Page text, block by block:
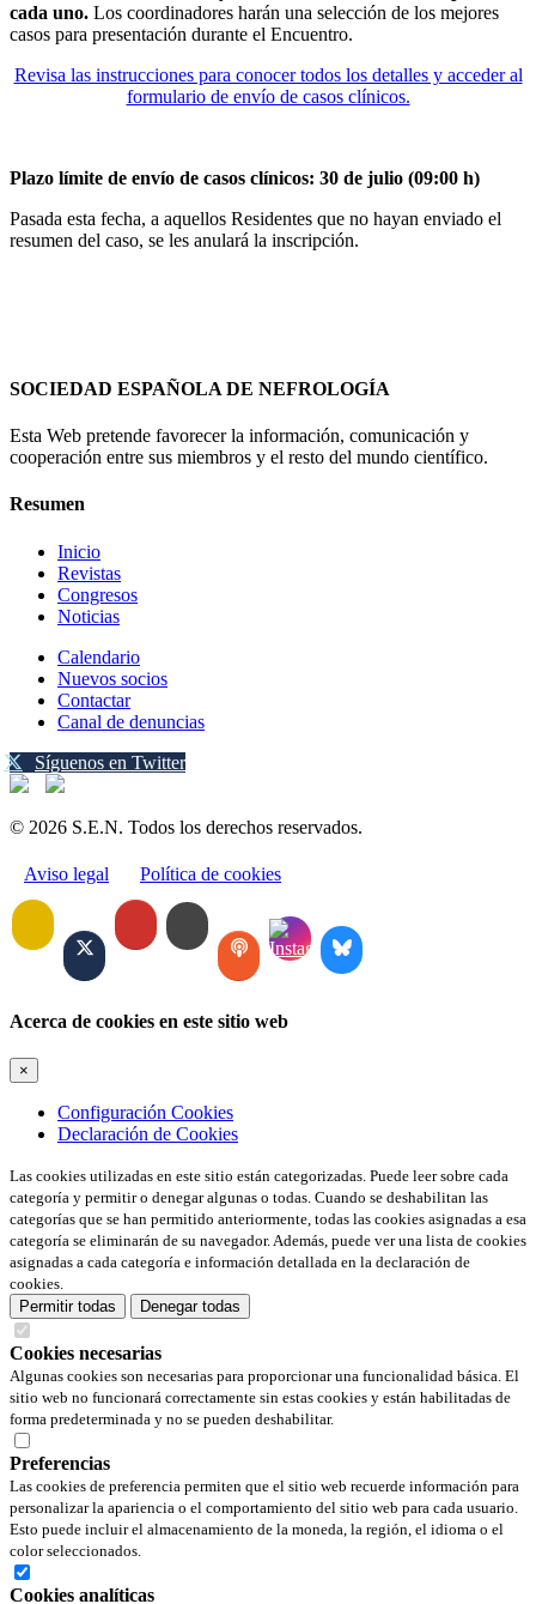
cada uno. Los coordinadores harán una selección de los mejores
casos para presentación durante el Encuentro.
Revisa las instrucciones para conocer todos los detalles y acceder al
formulario de envío de casos clínicos.
Plazo límite de envío de casos clínicos: 30 de julio (09:00 h)
Pasada esta fecha, a aquellos Residentes que no hayan enviado el
resumen del caso, se les anulará la inscripción.
SOCIEDAD ESPAÑOLA DE NEFROLOGÍA
Esta Web pretende favorecer la información, comunicación y
cooperación entre sus miembros y el resto del mundo científico.
Resumen
Inicio
Revistas
Congresos
Noticias
Calendario
Nuevos socios
Contactar
Canal de denuncias
Síguenos en Twitter
© 2026 S.E.N. Todos los derechos reservados.
Aviso legal Política de cookies
Acerca de cookies en este sitio web
×
Configuración Cookies
Declaración de Cookies
Las cookies utilizadas en este sitio están categorizadas. Puede leer sobre cada
categoría y permitir o denegar algunas o todas. Cuando se deshabilitan las
categorías que se han permitido anteriormente, todas las cookies asignadas a esa
categoría se eliminarán de su navegador. Además, puede ver una lista de cookies
asignadas a cada categoría e información detallada en la declaración de
cookies.
Permitir todas
Denegar todas
Cookies necesarias
Algunas cookies son necesarias para proporcionar una funcionalidad básica. El
sitio web no funcionará correctamente sin estas cookies y están habilitadas de
forma predeterminada y no se pueden deshabilitar.
Preferencias
Las cookies de preferencia permiten que el sitio web recuerde información para
personalizar la apariencia o el comportamiento del sitio web para cada usuario.
Esto puede incluir el almacenamiento de la moneda, la región, el idioma o el
color seleccionados.
Cookies analíticas